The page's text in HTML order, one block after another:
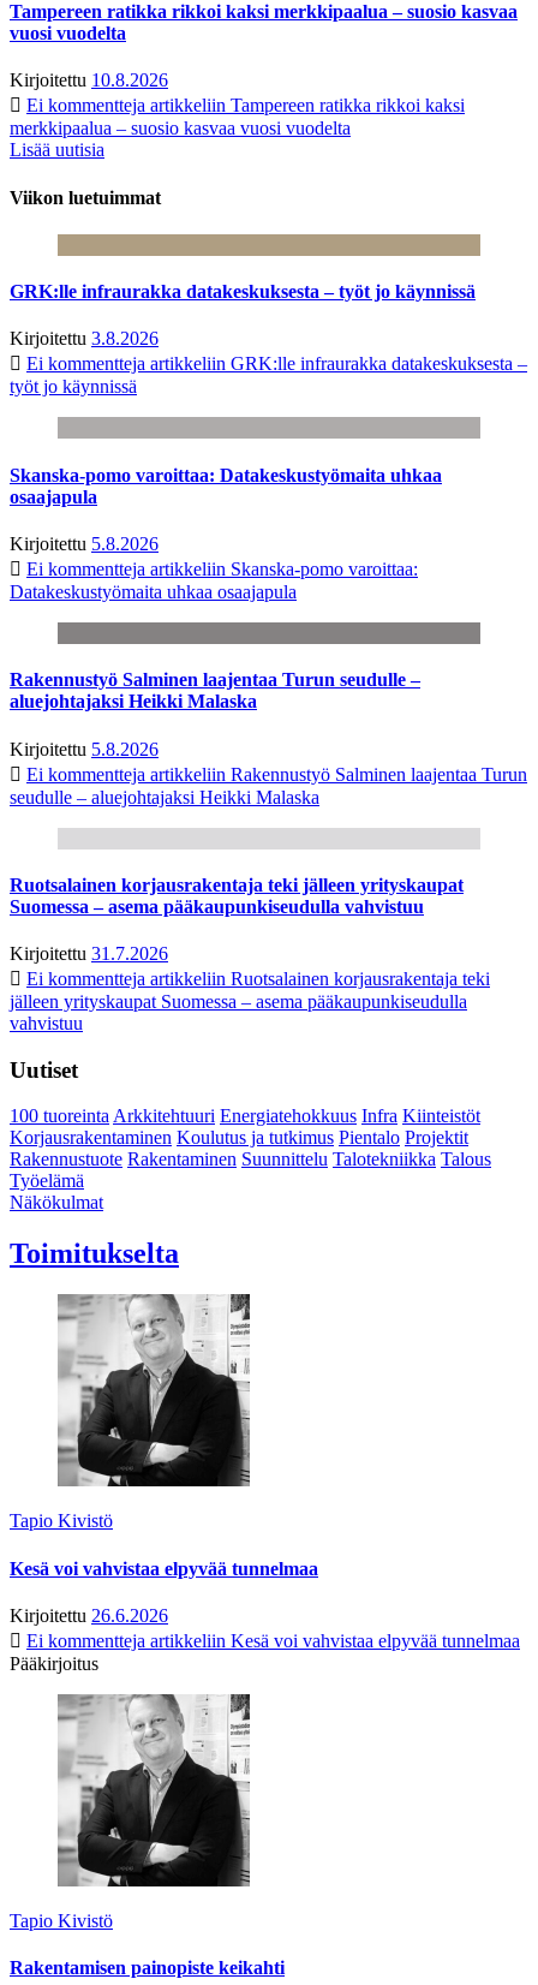
Tampereen ratikka rikkoi kaksi merkkipaalua – suosio kasvaa
vuosi vuodelta
Kirjoitettu 10.8.2026
Ei kommentteja artikkeliin Tampereen ratikka rikkoi kaksi
merkkipaalua – suosio kasvaa vuosi vuodelta
Lisää uutisia
Viikon luetuimmat
GRK:lle infraurakka datakeskuksesta – työt jo käynnissä
Kirjoitettu 3.8.2026
Ei kommentteja artikkeliin GRK:lle infraurakka datakeskuksesta –
työt jo käynnissä
Skanska-pomo varoittaa: Datakeskustyömaita uhkaa
osaajapula
Kirjoitettu 5.8.2026
Ei kommentteja artikkeliin Skanska-pomo varoittaa:
Datakeskustyömaita uhkaa osaajapula
Rakennustyö Salminen laajentaa Turun seudulle –
aluejohtajaksi Heikki Malaska
Kirjoitettu 5.8.2026
Ei kommentteja artikkeliin Rakennustyö Salminen laajentaa Turun
seudulle – aluejohtajaksi Heikki Malaska
Ruotsalainen korjausrakentaja teki jälleen yrityskaupat
Suomessa – asema pääkaupunkiseudulla vahvistuu
Kirjoitettu 31.7.2026
Ei kommentteja artikkeliin Ruotsalainen korjausrakentaja teki
jälleen yrityskaupat Suomessa – asema pääkaupunkiseudulla
vahvistuu
Uutiset
100 tuoreintaArkkitehtuuri Energiatehokkuus Infra Kiinteistöt
Korjausrakentaminen Koulutus ja tutkimus Pientalo Projektit
Rakennustuote Rakentaminen Suunnittelu Talotekniikka Talous
Työelämä
Näkökulmat
Toimitukselta
Tapio Kivistö
Kesä voi vahvistaa elpyvää tunnelmaa
Kirjoitettu 26.6.2026
Ei kommentteja artikkeliin Kesä voi vahvistaa elpyvää tunnelmaa
Pääkirjoitus
Tapio Kivistö
Rakentamisen painopiste keikahti